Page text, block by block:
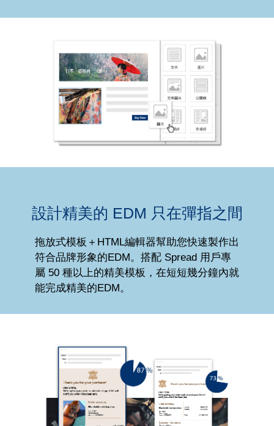
設計精美的 EDM 只在彈指之間
拖放式模板＋HTML編輯器幫助您快速製作出
符合品牌形象的EDM。搭配 Spread 用戶專
屬 50 種以上的精美模板，在短短幾分鐘內就
能完成精美的EDM。